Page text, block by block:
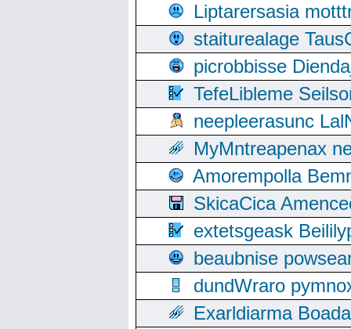
Liptarersasia
staiturealage
picrobbisse
TefeLibleme
neepleerasunc
MyMntreapenax
Amorempolla
SkicaCica
extetsgeask
beaubnise
dundWraro
Exarldiarma